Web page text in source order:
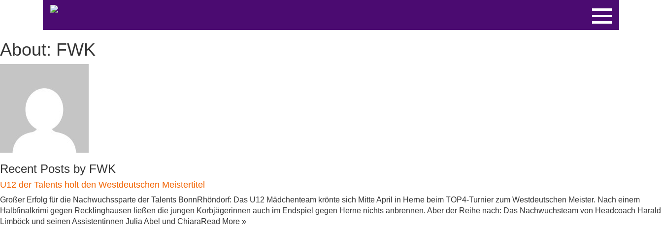
About: FWK
Recent Posts by FWK
U12 der Talents holt den Westdeutschen Meistertitel
Großer Erfolg für die Nachwuchssparte der Talents BonnRhöndorf: Das U12 Mädchenteam krönte sich Mitte April in Herne beim TOP4-Turnier zum Westdeutschen Meister. Nach einem
Halbfinalkrimi gegen Recklinghausen ließen die jungen Korbjägerinnen auch im Endspiel gegen Herne nichts anbrennen. Aber der Reihe nach: Das Nachwuchsteam von Headcoach Harald
Limböck und seinen Assistentinnen Julia Abel und ChiaraRead More »